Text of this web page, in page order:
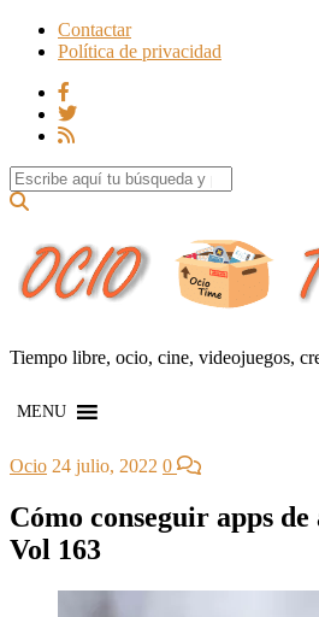
Contactar
Política de privacidad
Search for:
Tiempo libre, ocio, cine, videojuegos,
MENU
Ocio 24 julio, 2022 0
Cómo conseguir apps
Vol 163